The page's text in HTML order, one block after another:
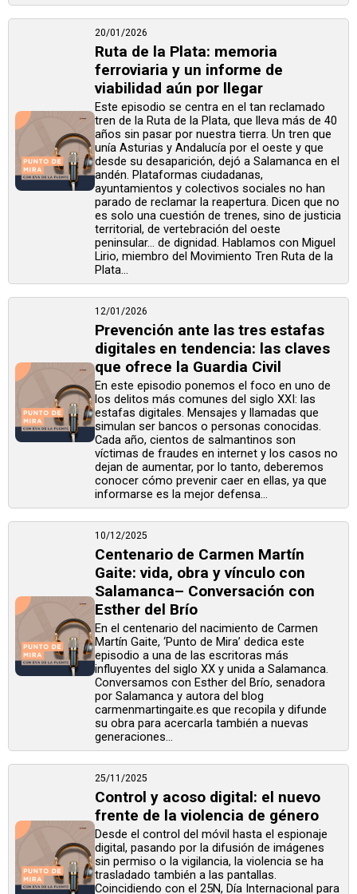
20/01/2026
Ruta de la Plata: memoria
ferroviaria y un informe de
viabilidad aún por llegar
Este episodio se centra en el tan reclamado
tren de la Ruta de la Plata, que lleva más de 40
años sin pasar por nuestra tierra. Un tren que
unía Asturias y Andalucía por el oeste y que
desde su desaparición, dejó a Salamanca en el
andén. Plataformas ciudadanas,
ayuntamientos y colectivos sociales no han
parado de reclamar la reapertura. Dicen que no
es solo una cuestión de trenes, sino de justicia
territorial, de vertebración del oeste
peninsular… de dignidad. Hablamos con Miguel
Lirio, miembro del Movimiento Tren Ruta de la
Plata...
12/01/2026
Prevención ante las tres estafas
digitales en tendencia: las claves
que ofrece la Guardia Civil
En este episodio ponemos el foco en uno de
los delitos más comunes del siglo XXI: las
estafas digitales. Mensajes y llamadas que
simulan ser bancos o personas conocidas.
Cada año, cientos de salmantinos son
víctimas de fraudes en internet y los casos no
dejan de aumentar, por lo tanto, deberemos
conocer cómo prevenir caer en ellas, ya que
informarse es la mejor defensa...
10/12/2025
Centenario de Carmen Martín
Gaite: vida, obra y vínculo con
Salamanca– Conversación con
Esther del Brío
En el centenario del nacimiento de Carmen
Martín Gaite, ‘Punto de Mira’ dedica este
episodio a una de las escritoras más
influyentes del siglo XX y unida a Salamanca.
Conversamos con Esther del Brío, senadora
por Salamanca y autora del blog
carmenmartingaite.es que recopila y difunde
su obra para acercarla también a nuevas
generaciones...
25/11/2025
Control y acoso digital: el nuevo
frente de la violencia de género
Desde el control del móvil hasta el espionaje
digital, pasando por la difusión de imágenes
sin permiso o la vigilancia, la violencia se ha
trasladado también a las pantallas.
Coincidiendo con el 25N, Día Internacional para